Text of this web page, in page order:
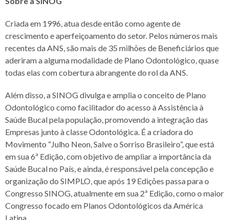
Criada em 1996, atua desde então como agente de
crescimento e aperfeiçoamento do setor. Pelos números mais
recentes da ANS, são mais de 35 milhões de Beneficiários que
aderiram a alguma modalidade de Plano Odontológico, quase
todas elas com cobertura abrangente do rol da ANS.
Além disso, a SINOG divulga e amplia o conceito de Plano
Odontológico como facilitador do acesso à Assistência à
Saúde Bucal pela população, promovendo a integração das
Empresas junto à classe Odontológica. É a criadora do
Movimento “Julho Neon, Salve o Sorriso Brasileiro”, que está
em sua 6ª Edição, com objetivo de ampliar a importância da
Saúde Bucal no País, e ainda, é responsável pela concepção e
organização do SIMPLO, que após 19 Edições passa para o
Congresso SINOG, atualmente em sua 2ª Edição, como o maior
Congresso focado em Planos Odontológicos da América
Latina.